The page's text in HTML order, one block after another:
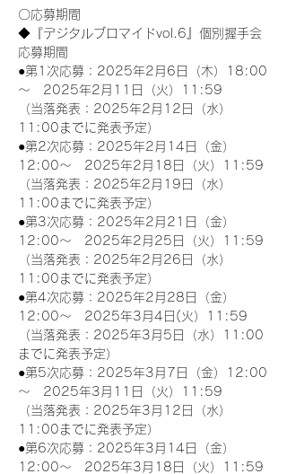
〇応募期間
◆『デジタルブロマイドvol.6』個別握手会
応募期間
●第1次応募：2025年2月6日（木）18:00
～　2025年2月11日（火）11:59
（当落発表：2025年2月12日（水）
11:00までに発表予定）
●第2次応募：2025年2月14日（金）
12:00～　2025年2月18日（火）11:59
（当落発表：2025年2月19日（水）
11:00までに発表予定）
●第3次応募：2025年2月21日（金）
12:00～　2025年2月25日（火）11:59
（当落発表：2025年2月26日（水）
11:00までに発表予定）
●第4次応募：2025年2月28日（金）
12:00～　2025年3月4日(火）11:59
（当落発表：2025年3月5日（水）11:00
までに発表予定）
●第5次応募：2025年3月7日（金）12:00
～　2025年3月11日（火）11:59
（当落発表：2025年3月12日（水）
11:00までに発表予定）
●第6次応募：2025年3月14日（金）
12:00～　2025年3月18日（火）11:59